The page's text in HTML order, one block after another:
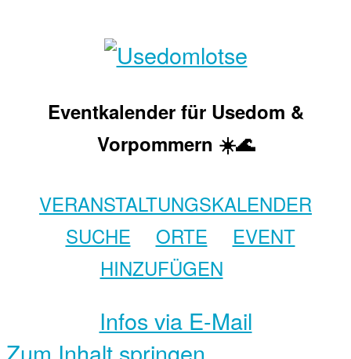
Eventkalender für Usedom &
Vorpommern ☀️🌊
VERANSTALTUNGSKALENDER
SUCHE
ORTE
EVENT
HINZUFÜGEN
Infos via E-Mail